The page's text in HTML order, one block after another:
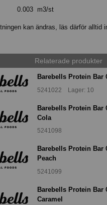
0.003 m3/st
kan ändras, läs därför alltid
Relaterade produkter
Barebells Protein Bar
5241022 Lager: 10
Barebells Protein Bar
Cola
5241098
Barebells Protein Bar
Peach
5241099
Barebells Protein Bar
Caramel